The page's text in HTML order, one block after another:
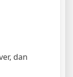
dan